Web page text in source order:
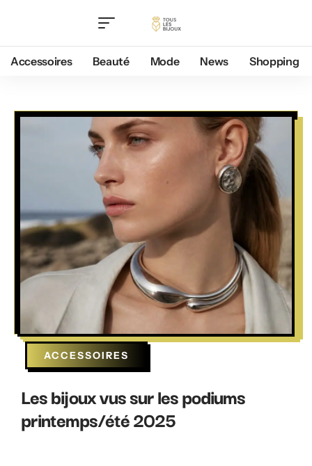
Accessoires Beauté Mode News Shopping
ACCESSOIRES
Les bijoux vus sur les podiums
printemps/été 2025